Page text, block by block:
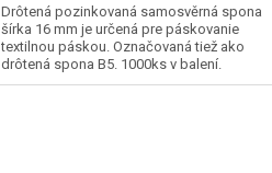
Drôtená pozinkovaná samosvěrná spona
šírka 16 mm je určená pre páskovanie
textilnou páskou. Označovaná tiež ako
drôtená spona B5. 1000ks v balení.